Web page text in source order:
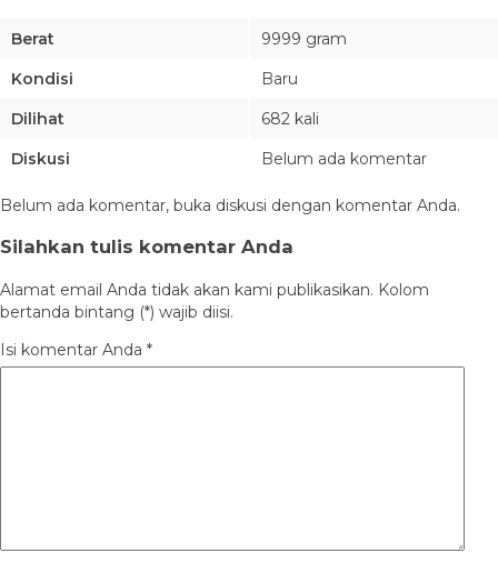
Berat
9999 gram
Kondisi
Baru
Dilihat
682 kali
Diskusi
Belum ada komentar
Belum ada komentar, buka diskusi dengan komentar Anda.
Silahkan tulis komentar Anda
Alamat email Anda tidak akan kami publikasikan. Kolom
bertanda bintang (*) wajib diisi.
Isi komentar Anda *